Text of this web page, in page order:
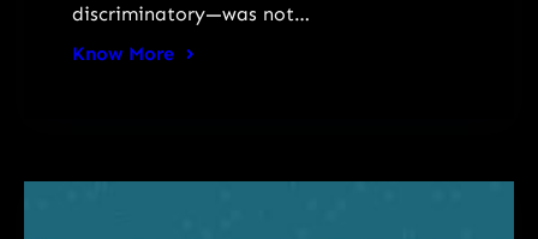
discriminatory—was not…
Know More